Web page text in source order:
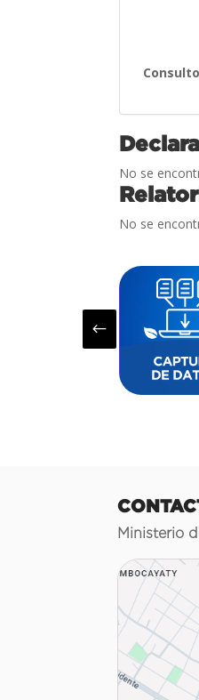
No se
No se
#
Ministerio